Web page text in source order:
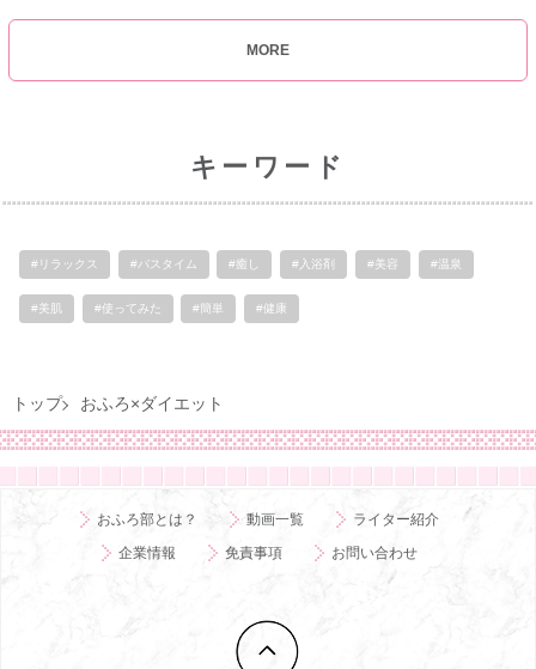
MORE
キーワード
#リラックス #バスタイム #癒し #入浴剤 #美容 #温泉
#美肌 #使ってみた #簡単 #健康
トップ おふろ×ダイエット
おふろ部とは？ 動画一覧
ライター紹介
企業情報
免責事項 お問い合わせ